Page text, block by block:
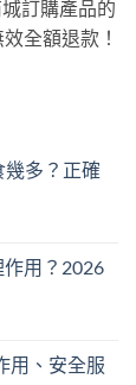
訂購產品的
全額退款！
多？正確
用？2026
用、安全服